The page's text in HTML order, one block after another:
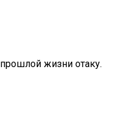
жизни отаку.